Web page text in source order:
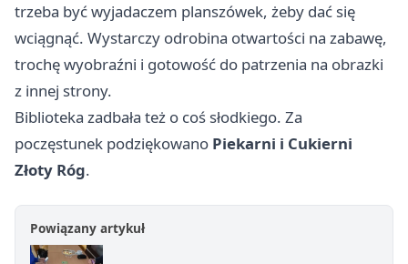
trzeba być wyjadaczem planszówek, żeby dać się
wciągnąć. Wystarczy odrobina otwartości na zabawę,
trochę wyobraźni i gotowość do patrzenia na obrazki
z innej strony.
Biblioteka zadbała też o coś słodkiego. Za
poczęstunek podziękowano Piekarni i Cukierni
Złoty Róg.
Powiązany artykuł